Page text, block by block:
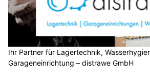
Ihr Partner für Lagertechnik,
Garageneinrichtung – distrawe GmbH